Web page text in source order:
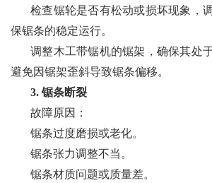
检查锯轮是否有松动或损坏现象，
保锯条的稳定运行。
调整木工带锯机的锯架，确保其处
避免因锯架歪斜导致锯条偏移。
3. 锯条断裂
故障原因：
锯条过度磨损或老化。
锯条张力调整不当。
锯条材质问题或质量差。